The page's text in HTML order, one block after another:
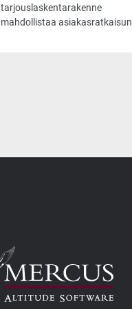
tarkoittaa?
tarjouslaskentarakenne
mahdollistaa asiakasratkaisun